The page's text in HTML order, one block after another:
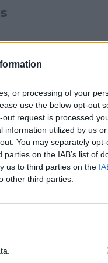
or processing of your
use the below opt-out
request is processed
information utilized by us
You may separately
on the IAB’s list of
us to third parties on the
other third parties.
de
pénzügyi
–
RMDSZ-elnök